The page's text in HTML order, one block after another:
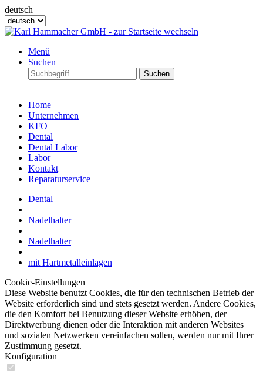
deutsch
Menü
Suchen
Suchen
Home
Unternehmen
KFO
Dental
Dental Labor
Labor
Kontakt
Reparaturservice
Dental
Nadelhalter
Nadelhalter
mit Hartmetalleinlagen
Cookie-Einstellungen
Diese Website benutzt Cookies, die für den technischen Betrieb der
Website erforderlich sind und stets gesetzt werden. Andere Cookies,
die den Komfort bei Benutzung dieser Website erhöhen, der
Direktwerbung dienen oder die Interaktion mit anderen Websites
und sozialen Netzwerken vereinfachen sollen, werden nur mit Ihrer
Zustimmung gesetzt.
Konfiguration